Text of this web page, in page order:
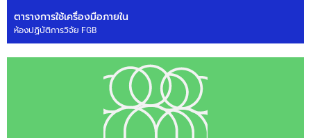
ตารางการใช้เครื่องมือภายใน
ห้องปฏิบัติการวิจัย FGB